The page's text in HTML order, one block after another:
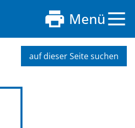
Menü
auf dieser Seite suchen